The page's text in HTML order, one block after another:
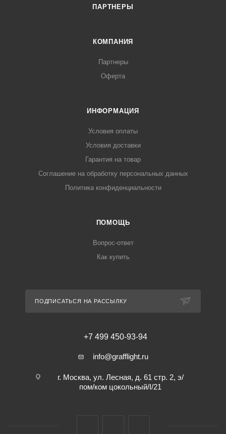
ПАРТНЕРЫ
КОМПАНИЯ
Партнеры
Оферта
ИНФОРМАЦИЯ
Условия оплаты
Условия доставки
Гарантия на товар
Соглашение на обработку персональных данных
Политика конфиденциальности
ПОМОЩЬ
Вопрос-ответ
Как купить
ПОДПИСАТЬСЯ НА РАССЫЛКУ
+7 499 450-93-94
info@grafflight.ru
г. Москва, ул. Лесная, д. 61 стр. 2, э/
пом/ком цокольный/I/21